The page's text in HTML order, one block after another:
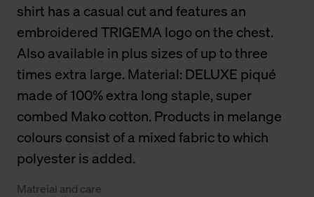
shirt has a casual cut and features an
embroidered TRIGEMA logo on the chest.
Also available in plus sizes of up to three
times extra large. Material: DELUXE piqué
made of 100% extra long staple, super
combed Mako cotton. Products in melange
colours consist of a mixed fabric to which
polyester is added.
Matreial and care